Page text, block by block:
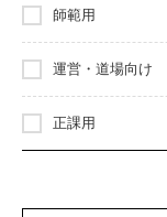
師範用
運営・道場向け
正課用